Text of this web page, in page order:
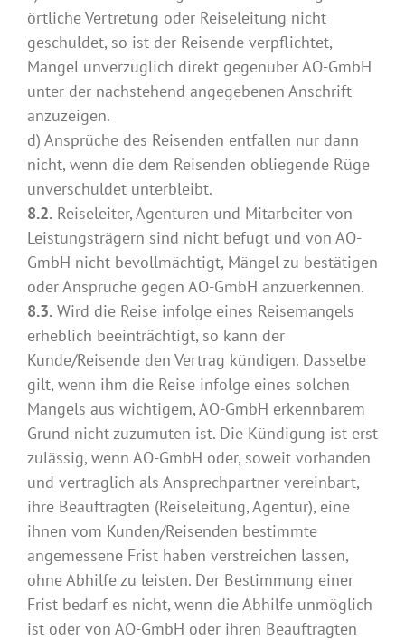
örtliche Vertretung oder Reiseleitung nicht
geschuldet, so ist der Reisende verpflichtet,
Mängel unverzüglich direkt gegenüber AO-GmbH
unter der nachstehend angegebenen Anschrift
anzuzeigen.
d) Ansprüche des Reisenden entfallen nur dann
nicht, wenn die dem Reisenden obliegende Rüge
unverschuldet unterbleibt.
8.2. Reiseleiter, Agenturen und Mitarbeiter von
Leistungsträgern sind nicht befugt und von AO-
GmbH nicht bevollmächtigt, Mängel zu bestätigen
oder Ansprüche gegen AO-GmbH anzuerkennen.
8.3. Wird die Reise infolge eines Reisemangels
erheblich beeinträchtigt, so kann der
Kunde/Reisende den Vertrag kündigen. Dasselbe
gilt, wenn ihm die Reise infolge eines solchen
Mangels aus wichtigem, AO-GmbH erkennbarem
Grund nicht zuzumuten ist. Die Kündigung ist erst
zulässig, wenn AO-GmbH oder, soweit vorhanden
und vertraglich als Ansprechpartner vereinbart,
ihre Beauftragten (Reiseleitung, Agentur), eine
ihnen vom Kunden/Reisenden bestimmte
angemessene Frist haben verstreichen lassen,
ohne Abhilfe zu leisten. Der Bestimmung einer
Frist bedarf es nicht, wenn die Abhilfe unmöglich
ist oder von AO-GmbH oder ihren Beauftragten